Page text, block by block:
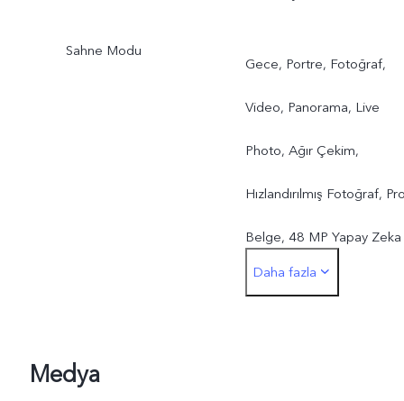
Sahne Modu
Gece, Portre, Fotoğraf,
Video, Panorama, Live
Photo, Ağır Çekim,
Hızlandırılmış Fotoğraf,
Belge, 48 MP Yapay Zeka
modu
Daha fazla
Medya